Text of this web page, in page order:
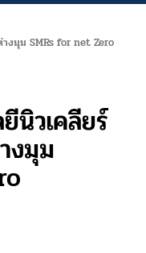
างมุม SMRs for net Zero
นิวเคลียร์
งมุม